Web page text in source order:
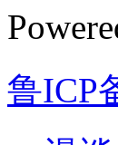
鲁ICP